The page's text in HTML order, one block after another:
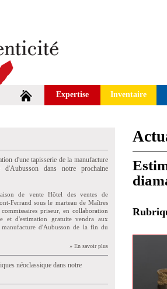
Expertise Inventaire
d'une tapisserie de la manufacture
d'Aubusson dans notre prochaine
de vente Hôtel des ventes de
Ferrand sous le marteau de Maîtres
priseur, en collaboration
et d'estimation gratuite vendra aux
manufacture d'Aubusson de la fin du
» En savoir plus
néoclassique dans notre